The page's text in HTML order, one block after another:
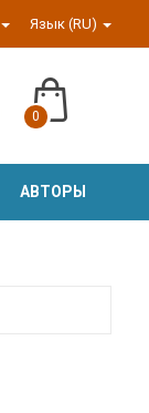
Язык (RU)
0
АВТОРЫ